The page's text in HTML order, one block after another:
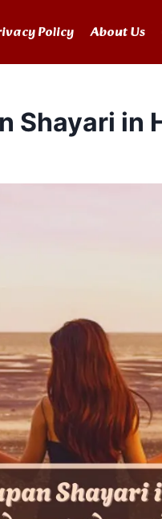
Policy About Us
Shayari in